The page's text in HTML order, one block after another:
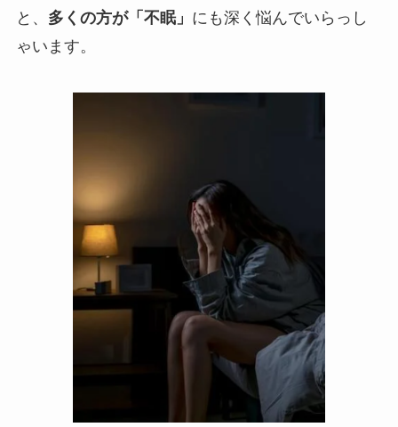
と、 多くの方が「不眠」 にも深く悩んでいらっし
ゃいます。